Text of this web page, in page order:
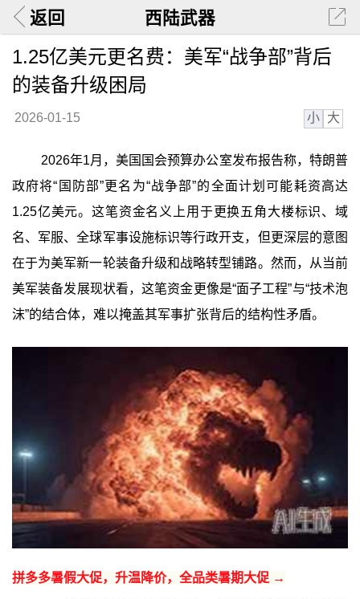
返回 西陆武器
1.25亿美元更名费：美军“战争部”背后
的装备升级困局
2026-01-15 小 大
2026年1月，美国国会预算办公室发布报告称，特朗普
政府将“国防部”更名为“战争部”的全面计划可能耗资高达
1.25亿美元。这笔资金名义上用于更换五角大楼标识、域
名、军服、全球军事设施标识等行政开支，但更深层的意图
在于为美军新一轮装备升级和战略转型铺路。然而，从当前
美军装备发展现状看，这笔资金更像是“面子工程”与“技术泡
沫”的结合体，难以掩盖其军事扩张背后的结构性矛盾。
拼多多暑假大促，升温降价，全品类暑期大促 →